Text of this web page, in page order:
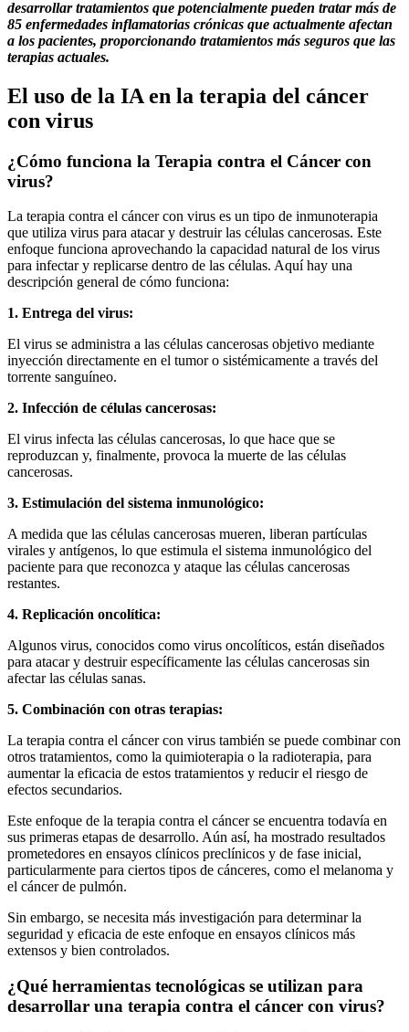
desarrollar tratamientos que potencialmente pueden tratar más de
85 enfermedades inflamatorias crónicas que actualmente afectan
a los pacientes, proporcionando tratamientos más seguros que las
terapias actuales.
El uso de la IA en la terapia del cáncer
con virus
¿Cómo funciona la Terapia contra el Cáncer con
virus?
La terapia contra el cáncer con virus es un tipo de inmunoterapia
que utiliza virus para atacar y destruir las células cancerosas. Este
enfoque funciona aprovechando la capacidad natural de los virus
para infectar y replicarse dentro de las células. Aquí hay una
descripción general de cómo funciona:
1. Entrega del virus:
El virus se administra a las células cancerosas objetivo mediante
inyección directamente en el tumor o sistémicamente a través del
torrente sanguíneo.
2. Infección de células cancerosas:
El virus infecta las células cancerosas, lo que hace que se
reproduzcan y, finalmente, provoca la muerte de las células
cancerosas.
3. Estimulación del sistema inmunológico:
A medida que las células cancerosas mueren, liberan partículas
virales y antígenos, lo que estimula el sistema inmunológico del
paciente para que reconozca y ataque las células cancerosas
restantes.
4. Replicación oncolítica:
Algunos virus, conocidos como virus oncolíticos, están diseñados
para atacar y destruir específicamente las células cancerosas sin
afectar las células sanas.
5. Combinación con otras terapias:
La terapia contra el cáncer con virus también se puede combinar con
otros tratamientos, como la quimioterapia o la radioterapia, para
aumentar la eficacia de estos tratamientos y reducir el riesgo de
efectos secundarios.
Este enfoque de la terapia contra el cáncer se encuentra todavía en
sus primeras etapas de desarrollo. Aún así, ha mostrado resultados
prometedores en ensayos clínicos preclínicos y de fase inicial,
particularmente para ciertos tipos de cánceres, como el melanoma y
el cáncer de pulmón.
Sin embargo, se necesita más investigación para determinar la
seguridad y eficacia de este enfoque en ensayos clínicos más
extensos y bien controlados.
¿Qué herramientas tecnológicas se utilizan para
desarrollar una terapia contra el cáncer con virus?